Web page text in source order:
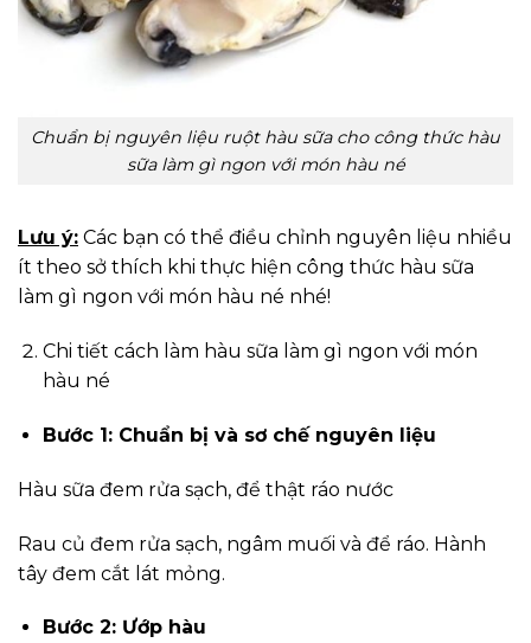
Chuẩn bị nguyên liệu ruột hàu sữa cho công thức hàu
sữa làm gì ngon với món hàu né
Lưu ý: Các bạn có thể điều chỉnh nguyên liệu nhiều
ít theo sở thích khi thực hiện công thức hàu sữa
làm gì ngon với món hàu né nhé!
Chi tiết cách làm hàu sữa làm gì ngon với món
hàu né
Bước 1: Chuẩn bị và sơ chế nguyên liệu
Hàu sữa đem rửa sạch, để thật ráo nước
Rau củ đem rửa sạch, ngâm muối và để ráo. Hành
tây đem cắt lát mỏng.
Bước 2: Ướp hàu